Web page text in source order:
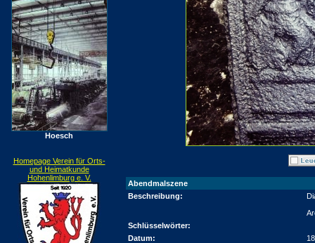
Hoesch
Homepage Verein für Orts-
und Heimatkunde
Hohenlimburg e. V.
Abendmalszene
Beschreibung:
Schlüsselwörter:
Datum: